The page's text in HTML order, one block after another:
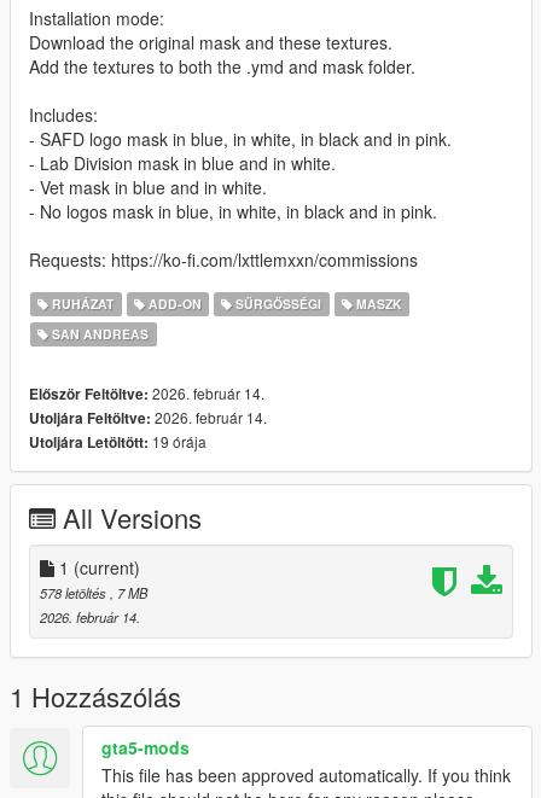
Installation mode:
Download the original mask and these textures.
Add the textures to both the .ymd and mask folder.
Includes:
- SAFD logo mask in blue, in white, in black and in pink.
- Lab Division mask in blue and in white.
- Vet mask in blue and in white.
- No logos mask in blue, in white, in black and in pink.
Requests: https://ko-fi.com/lxttlemxxn/commissions
RUHÁZAT ADD-ON SŰRGŐSSÉGI
MASZK
SAN ANDREAS
Először Feltöltve: 2026. február 14.
Utoljára Feltöltve: 2026. február 14.
Utoljára Letöltött: 19 órája
All Versions
1 (current)
578 letöltés
, 7 MB
2026. február 14.
1 Hozzászólás
gta5-mods
This file has been approved automatically. If you think